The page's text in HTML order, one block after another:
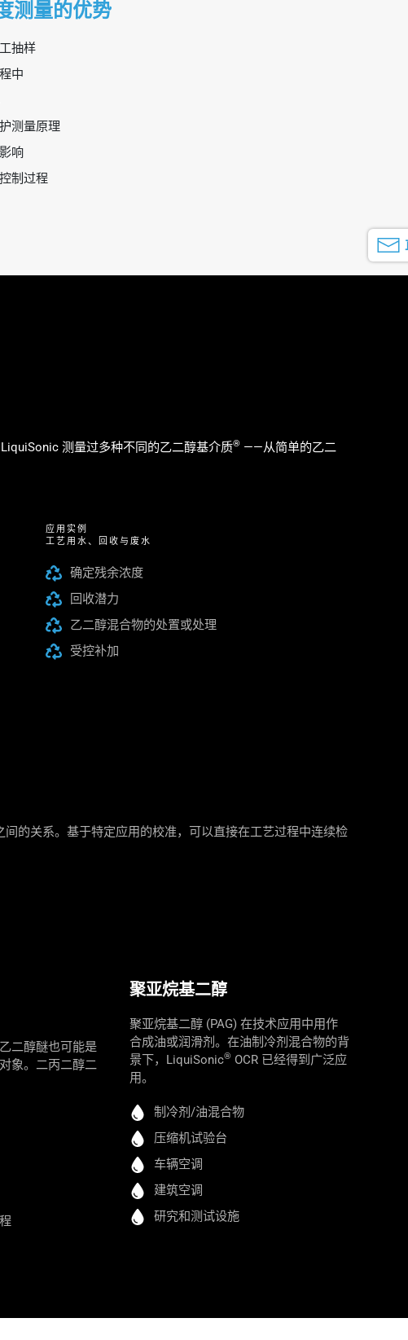
测量的优势
抽样
中
测量原理
响
制过程
测量过多种不同的乙二醇基介质® ——从简单的乙二
应用实例
工艺用水、回收与废水
确定残余浓度
回收潜力
乙二醇混合物的处置或处理
受控补加
的关系。基于特定应用的校准，可以直接在工艺过程中连续检
二醇醚也可能是
象。二丙二醇二
聚亚烷基二醇
聚亚烷基二醇 (PAG) 在技术应用中用作
合成油或润滑剂。在油制冷剂混合物的背
景下，LiquiSonic® OCR 已经得到广泛应
用。
制冷剂/油混合物
压缩机试验台
车辆空调
建筑空调
研究和测试设施